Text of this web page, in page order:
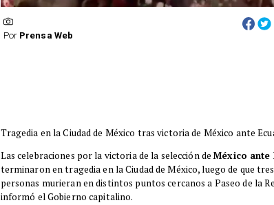
Por Prensa Web
Tragedia en la Ciudad de México tras victoria de México ante
Las celebraciones por la victoria de la selección deMéxico ante
terminaron en tragedia en la Ciudad de México, luego de que tres
personas murieran en distintos puntos cercanos a Paseo de la
informó el Gobierno capitalino.